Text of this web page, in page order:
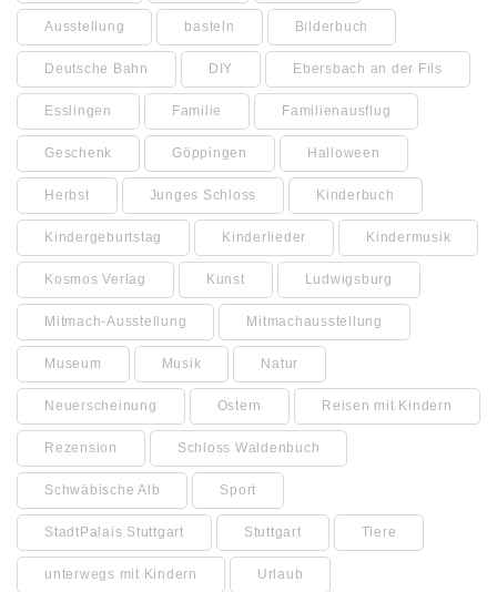
Ausstellung basteln Bilderbuch
Deutsche Bahn DIY Ebersbach an der Fils
Esslingen Familie Familienausflug
Geschenk Göppingen Halloween
Herbst Junges Schloss Kinderbuch
Kindergeburtstag Kinderlieder Kindermusik
Kosmos Verlag Kunst Ludwigsburg
Mitmach-Ausstellung Mitmachausstellung
Museum Musik Natur
Neuerscheinung Ostern Reisen mit Kindern
Rezension Schloss Waldenbuch
Schwäbische Alb Sport
StadtPalais Stuttgart Stuttgart Tiere
unterwegs mit Kindern Urlaub